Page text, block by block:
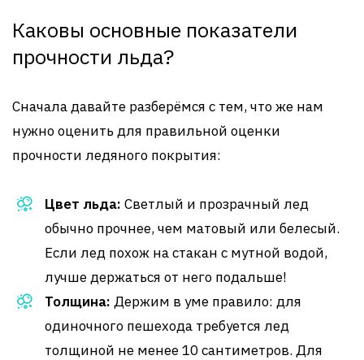
Каковы основные показатели
прочности льда?
Сначала давайте разберёмся с тем, что же нам
нужно оценить для правильной оценки
прочности ледяного покрытия:
Цвет льда: Светлый и прозрачный лед
обычно прочнее, чем матовый или белесый.
Если лед похож на стакан с мутной водой,
лучше держаться от него подальше!
Толщина: Держим в уме правило: для
одиночного пешехода требуется лед
толщиной не менее 10 сантиметров. Для